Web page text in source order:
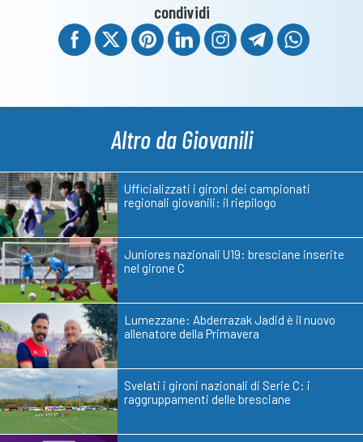
condividi
Altro da Giovanili
Ufficializzati i gironi dei campionati
regionali giovanili: il riepilogo
Juniores nazionali U19: bresciane inserite
nel girone C
Lumezzane: Abderrazak Jadid è il nuovo
allenatore della Primavera
Svelati i gironi nazionali di Serie C: i
raggruppamenti delle bresciane